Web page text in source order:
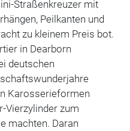
Straßenkreuzer mit
Peilkanten und
zu kleinem Preis bot.
in Dearborn
deutschen
Karosserieformen
Vierzylinder zum
machten. Daran